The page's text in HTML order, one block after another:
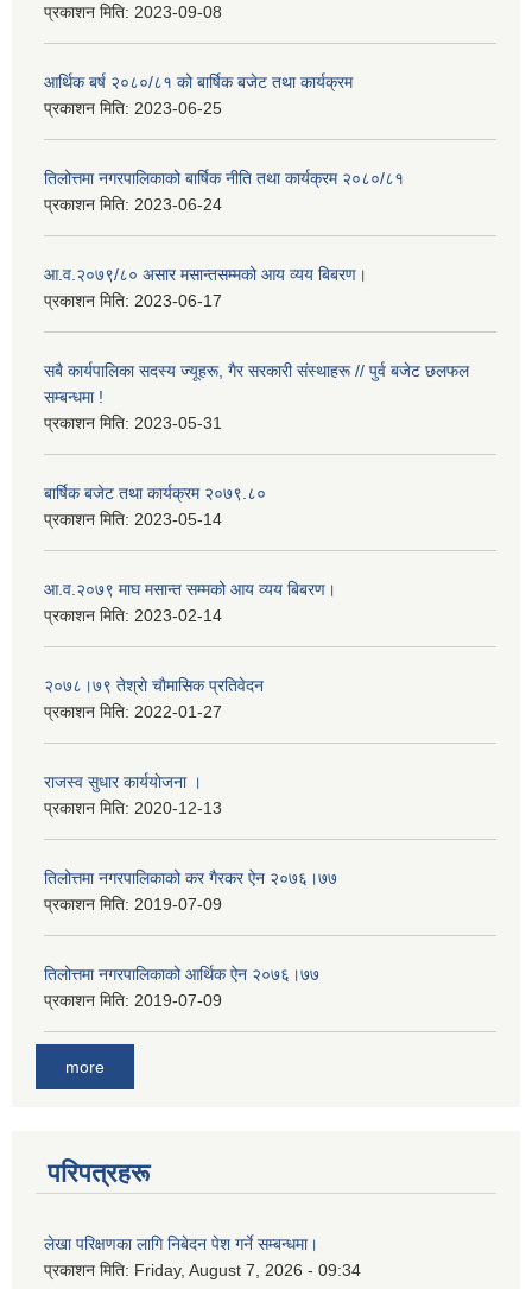
प्रकाशन मिति: 2023-09-08
आर्थिक बर्ष २०८०/८१ को बार्षिक बजेट तथा कार्यक्रम
प्रकाशन मिति: 2023-06-25
तिलोत्तमा नगरपालिकाको बार्षिक नीति तथा कार्यक्रम २०८०/८१
प्रकाशन मिति: 2023-06-24
आ.व.२०७९/८० असार मसान्तसम्मको आय व्यय बिबरण।
प्रकाशन मिति: 2023-06-17
सबै कार्यपालिका सदस्य ज्यूहरू, गैर सरकारी संस्थाहरू // पुर्व बजेट छलफल
सम्बन्धमा !
प्रकाशन मिति: 2023-05-31
बार्षिक बजेट तथा कार्यक्रम २०७९.८०
प्रकाशन मिति: 2023-05-14
आ.व.२०७९ माघ मसान्त सम्मको आय व्यय बिबरण।
प्रकाशन मिति: 2023-02-14
२०७८।७९ तेश्राे चाैमासिक प्रतिवेदन
प्रकाशन मिति: 2022-01-27
राजस्व सुधार कार्ययाेजना ।
प्रकाशन मिति: 2020-12-13
तिलोत्तमा नगरपालिकाको कर गैरकर ऐन २०७६।७७
प्रकाशन मिति: 2019-07-09
तिलोत्तमा नगरपालिकाको आर्थिक ऐन २०७६।७७
प्रकाशन मिति: 2019-07-09
more
परिपत्रहरू
लेखा परिक्षणका लागि निबेदन पेश गर्ने सम्बन्धमा।
प्रकाशन मिति: Friday, August 7, 2026 - 09:34